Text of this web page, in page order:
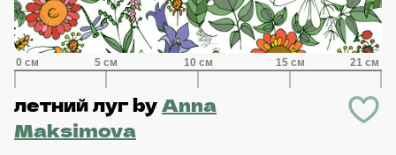
летний лугbyAnna
Maksimova